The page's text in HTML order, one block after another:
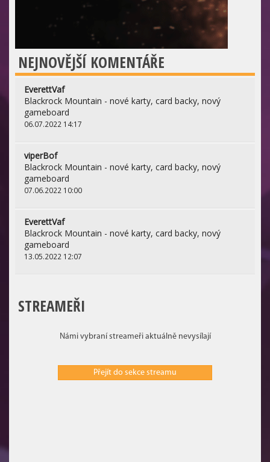
NEJNOVĚJŠÍ KOMENTÁŘE
EverettVaf
Blackrock Mountain - nové karty, card backy, nový
gameboard
06.07.2022 14:17
viperBof
Blackrock Mountain - nové karty, card backy, nový
gameboard
07.06.2022 10:00
EverettVaf
Blackrock Mountain - nové karty, card backy, nový
gameboard
13.05.2022 12:07
STREAMEŘI
Námi vybraní streameři aktuálně nevysílají
Přejít do sekce streamu